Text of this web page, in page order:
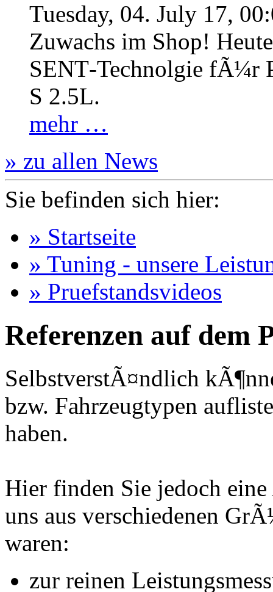
Tuesday, 04. July 17,
Zuwachs im Shop!
SENT‐Technolgie fÃ¼r
S 2.5L.
mehr …
» zu allen News
Sie befinden sich hier:
» Startseite
» Tuning - unsere
» Pruefstandsvideos
Referenzen auf dem
SelbstverstÃ¤ndlich
bzw. Fahrzeugtypen
haben.
Hier finden Sie jedoch
uns aus verschiedenen
waren:
zur reinen